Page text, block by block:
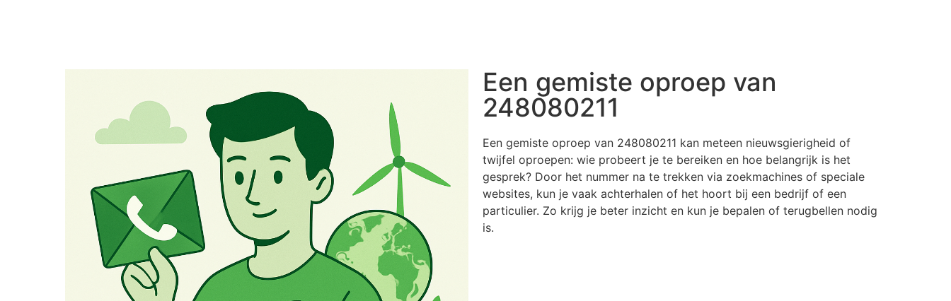
Een gemiste oproep van
248080211
Een gemiste oproep van 248080211 kan meteen nieuwsgierigheid of
twijfel oproepen: wie probeert je te bereiken en hoe belangrijk is het
gesprek? Door het nummer na te trekken via zoekmachines of speciale
websites, kun je vaak achterhalen of het hoort bij een bedrijf of een
particulier. Zo krijg je beter inzicht en kun je bepalen of terugbellen nodig
is.